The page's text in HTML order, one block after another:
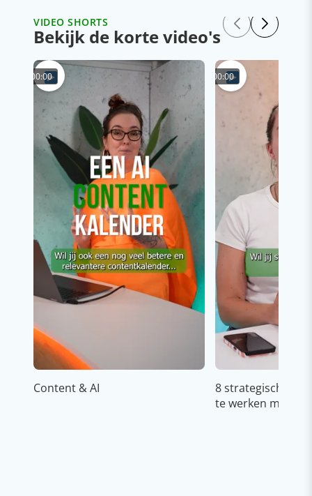
VIDEO SHORTS
Bekijk de korte video's
00:00
Content & AI
00:00
8 strategische
te werken met